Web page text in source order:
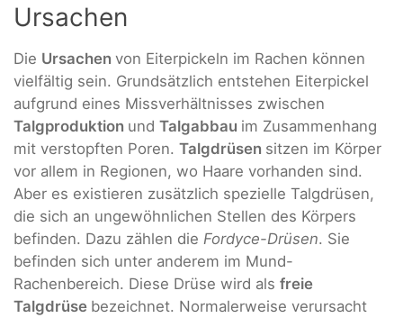
Ursachen
Die Ursachen von Eiterpickeln im Rachen können
vielfältig sein. Grundsätzlich entstehen Eiterpickel
aufgrund eines Missverhältnisses zwischen
Talgproduktion und Talgabbau im Zusammenhang
mit verstopften Poren. Talgdrüsen sitzen im Körper
vor allem in Regionen, wo Haare vorhanden sind.
Aber es existieren zusätzlich spezielle Talgdrüsen,
die sich an ungewöhnlichen Stellen des Körpers
befinden. Dazu zählen die Fordyce-Drüsen. Sie
befinden sich unter anderem im Mund-
Rachenbereich. Diese Drüse wird als freie
Talgdrüse bezeichnet. Normalerweise verursacht